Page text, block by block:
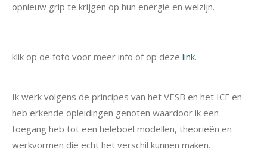
opnieuw grip te krijgen op hun energie en welzijn.
klik op de foto voor meer info of op deze link.
Ik werk volgens de principes van het VESB en het ICF en
heb erkende opleidingen genoten waardoor ik een
toegang heb tot een heleboel modellen, theorieën en
werkvormen die echt het verschil kunnen maken.